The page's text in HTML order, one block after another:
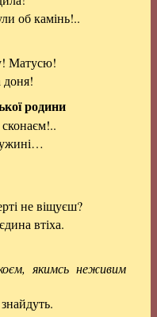
об камінь!..
Матусю!
родини
не віщуєш?
втіха.
якимсь неживим